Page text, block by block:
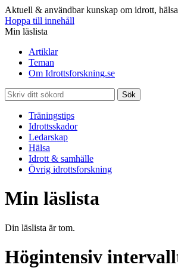
Aktuell & användbar kunskap om idrott,
Hoppa till innehåll
Min läslista
Artiklar
Teman
Om Idrottsforskning.se
Sök
Träningstips
Idrottsskador
Ledarskap
Hälsa
Idrott & samhälle
Övrig idrottsforskning
Min läslista
Din läslista är tom.
Högintensiv